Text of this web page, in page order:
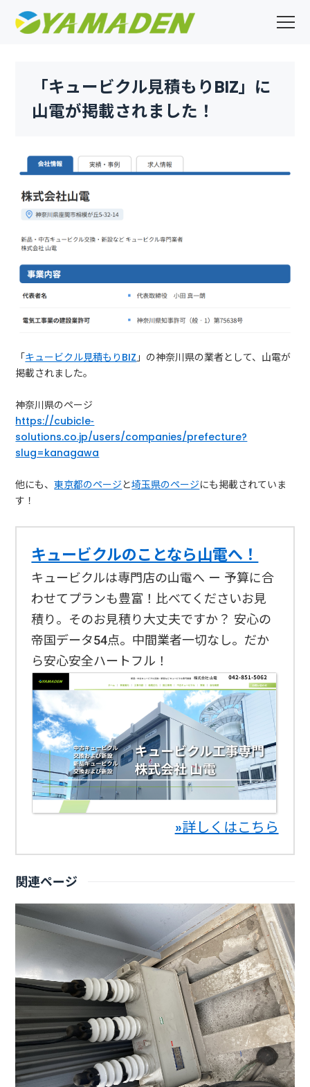
「キュービクル見積もりBIZ」に
山電が掲載されました！
「キュービクル見積もりBIZ 」の神奈川県の業者として、山電が
掲載されました。
神奈川県のページ
https://cubicle-
solutions.co.jp/users/companies/prefecture?
slug=kanagawa
他にも、東京都のページと埼玉県のページにも掲載されていま
す！
キュービクルのことなら山電へ！
キュービクルは専門店の山電へ — 予算に合
わせてプランも豊富！比べてくださいお見
積り。そのお見積り大丈夫ですか？ 安心の
帝国データ54点。中間業者一切なし。だか
ら安心安全ハートフル！
»詳しくはこちら
関連ページ